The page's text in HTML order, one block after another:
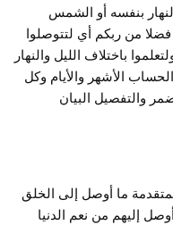
بنفسه أو الشمس
فضلا من ربكم أي لتتوصلوا
باختلاف الليل والنهار
الأشهر والأيام وكل
والتفصيل البيان
ما أوصل إلى الخلق
إليهم من نعم الدنيا